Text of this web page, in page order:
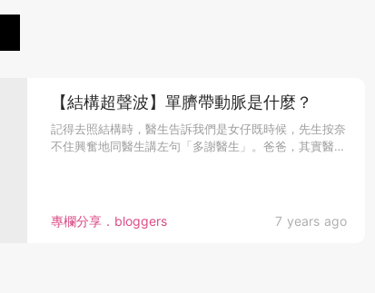
專欄分享．bloggers 7 years ago
【結構超聲波】單臍帶動脈是什麼？
記得去照結構時，醫生告訴我們是女仔既時候，先生按奈
不住興奮地同醫生講左句「多謝醫生」。爸爸，其實醫